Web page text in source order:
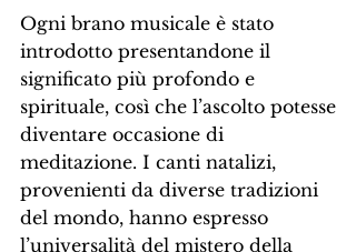
Ogni brano musicale è stato
introdotto presentandone il
significato più profondo e
spirituale, così che l’ascolto potesse
diventare occasione di
meditazione. I canti natalizi,
provenienti da diverse tradizioni
del mondo, hanno espresso
l’universalità del mistero della